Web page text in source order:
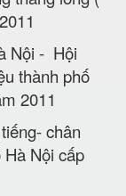
Nội - Hội
thành phố
2011
chân
Nội cấp